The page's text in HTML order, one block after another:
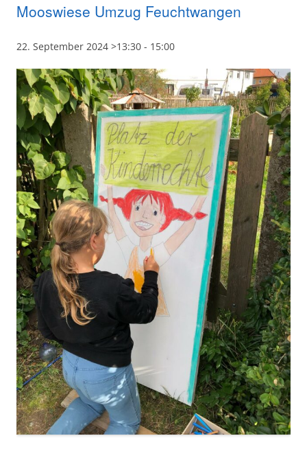
Mooswiese Umzug Feuchtwangen
22. September 2024 >13:30 - 15:00